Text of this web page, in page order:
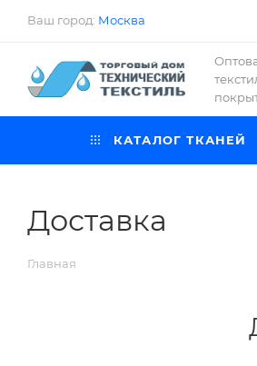
Ваш город: Москва
КАТАЛОГ ТКАНЕЙ
Доставка
Главная